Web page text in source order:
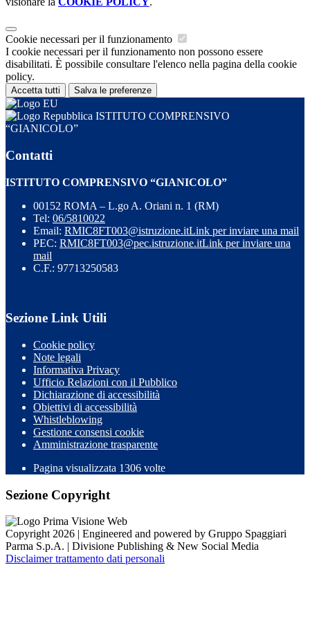
Cookie necessari per il funzionamento
I cookie necessari per il funzionamento non possono essere
disabilitati. È possibile consultare l'elenco nella pagina della cookie
policy.
Accetta tutti Salva le preferenze
ISTITUTO COMPRENSIVO
“GIANICOLO”
Contatti
ISTITUTO COMPRENSIVO “GIANICOLO”
00152 ROMA – L.go A. Oriani n. 1 (RM)
Tel: 06/5810022
Email: RMIC8FT003@istruzione.itLink per inviare una mail
PEC: RMIC8FT003@pec.istruzione.itLink per inviare una
mail
C.F.: 97713250583
Sezione Link Utili
Cookie policy
Note legali
Informativa Privacy
Ufficio Relazioni con il Pubblico
Dichiarazione di accessibilità
Obiettivi di accessibilità
Whistleblowing
Gestione consensi cookie
Amministrazione trasparente
Pagina visualizzata 1306 volte
Sezione Copyright
Copyright 2026 | Engineered and powered by Gruppo Spaggiari
Parma S.p.A. | Divisione Publishing & New Social Media
Disclaimer trattamento dati personali